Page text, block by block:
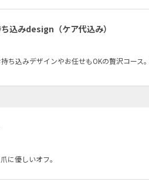
込みdesign（ケア代込み）
ち込みデザインやお任せもOKの贅沢コー
に優しいオフ。